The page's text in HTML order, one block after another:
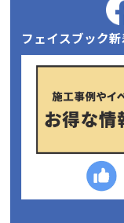
フェイスブック